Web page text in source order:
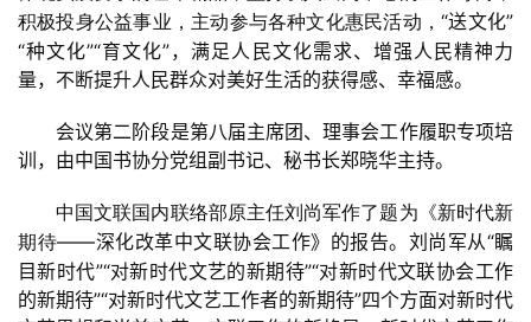
积极投身公益事业，主动参与各种文化惠民活动，“送文化”
“种文化”“育文化”，满足人民文化需求、增强人民精神力
量，不断提升人民群众对美好生活的获得感、幸福感。
会议第二阶段是第八届主席团、理事会工作履职专项培
训，由中国书协分党组副书记、秘书长郑晓华主持。
中国文联国内联络部原主任刘尚军作了题为《新时代新
期待——深化改革中文联协会工作》的报告。刘尚军从“瞩
目新时代”“对新时代文艺的新期待”“对新时代文联协会工作
的新期待”“对新时代文艺工作者的新期待”四个方面对新时代